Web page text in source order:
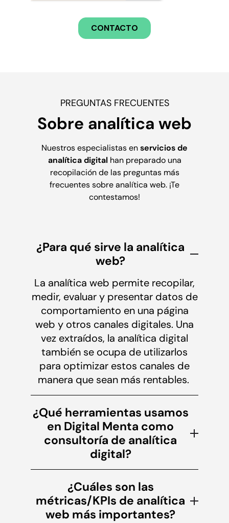
PREGUNTAS FRECUENTES
Sobre analítica web
Nuestros especialistas enservicios de
analítica digital han preparado una
recopilación de las preguntas más
frecuentes sobre analítica web. ¡Te
contestamos!
¿Para qué sirve la analítica
web?
La analítica web permite recopilar,
medir, evaluar y presentar datos de
comportamiento en una página
web y otros canales digitales. Una
vez extraídos, la analítica digital
también se ocupa de utilizarlos
para optimizar estos canales de
manera que sean más rentables.
¿Qué herramientas usamos
en Digital Menta como
consultoría de analítica
digital?
¿Cuáles son las
métricas/KPIs de analítica
web más importantes?